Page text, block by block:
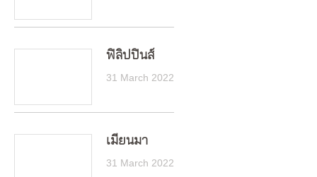
ฟิลิปปินส์
31 March 2022
เมียนมา
31 March 2022